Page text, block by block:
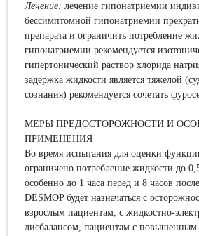
Лечение: лечение гипонатриемии
бессимптомной гипонатриемии
препарата и ограничить потребление
гипонатриемии рекомендуется
гипертонический раствор хлорида
задержка жидкости является тяжелой
сознания) рекомендуется сочетать
МЕРЫ ПРЕДОСТОРОЖНОСТИ И
ПРИМЕНЕНИЯ
Во время испытания для оценки
ограничено потребление жидкости до
особенно до 1 часа перед и 8 часов
DESMOP будет назначаться с
взрослым пациентам, с жидкостно-
дисбалансом, пациентам с повышенным